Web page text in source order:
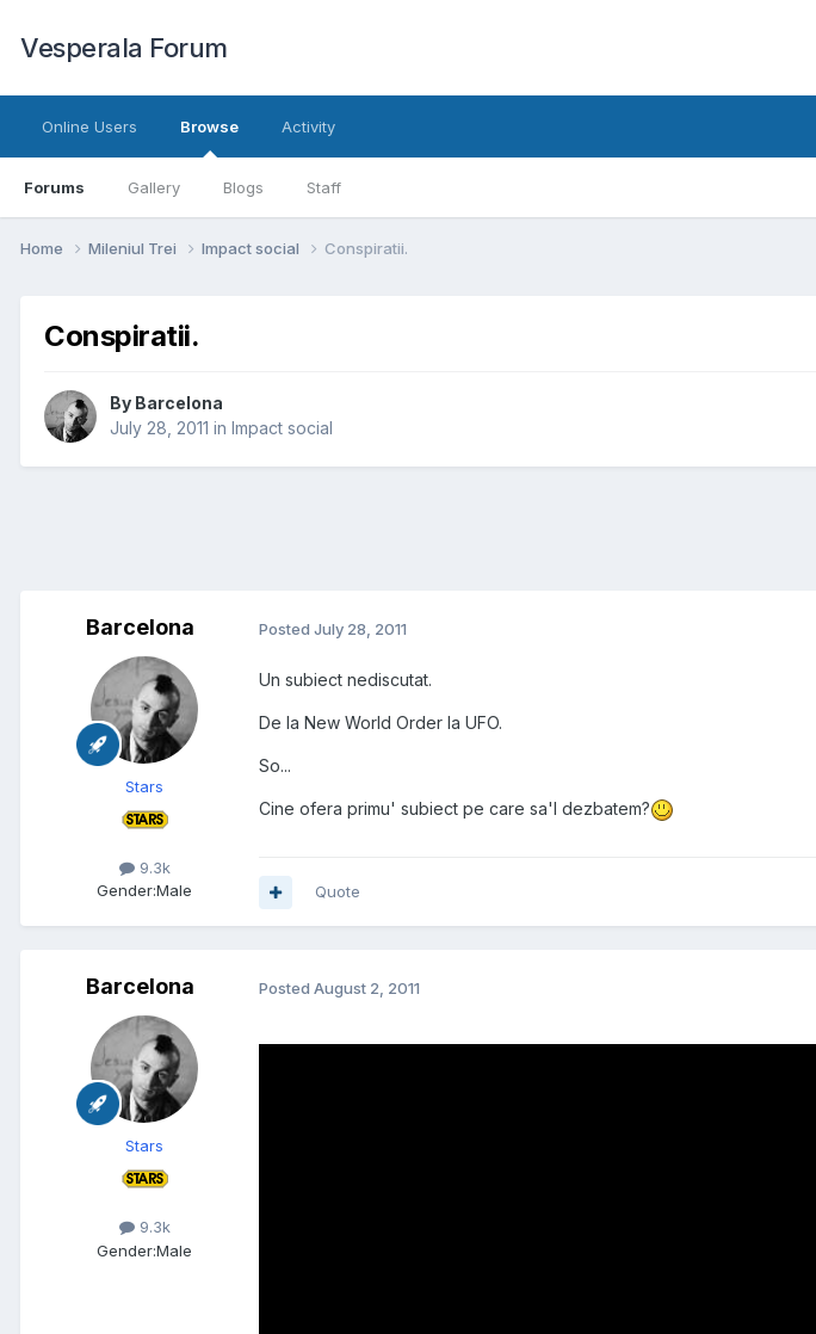
Vesperala Forum
Online Users Browse
Forums Gallery Blogs Staff
Activity
Home Mileniul Trei Impact social Conspiratii.
Conspiratii.
By Barcelona
July 28, 2011 in Impact social
Barcelona
Stars
9.3k
Gender:Male
Posted July 28, 2011
Un subiect nediscutat.
De la New World Order la UFO.
So...
Cine ofera primu' subiect pe care sa'l dezbatem?
Quote
Barcelona
Stars
9.3k
Gender:Male
Posted August 2, 2011